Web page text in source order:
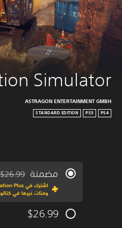
Simulator
ASTRAGON ENTERTAINMENT GMBH
PS4
PS5
STANDARD EDITION
مضمنة مخصوم من
$26.99
ومئات غيرها في
$26.99